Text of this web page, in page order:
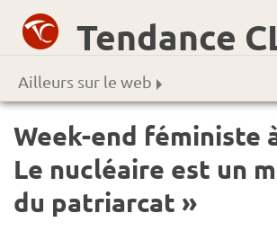
Tendance
Ailleurs sur le web
Week-end féministe
Le nucléaire est un
du patriarcat »